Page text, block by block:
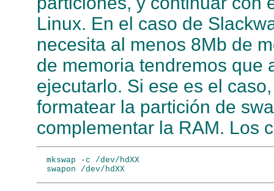
Linux. En el caso de
necesita al menos 8Mb de
de memoria tendremos que
ejecutarlo. Si ese es el
formatear la partición de
complementar la RAM. Los
  mkswap -c /dev/hdXX